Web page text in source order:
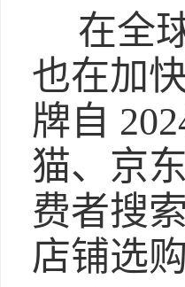
在全
也在加
牌自
猫、京
费者搜
店铺选购